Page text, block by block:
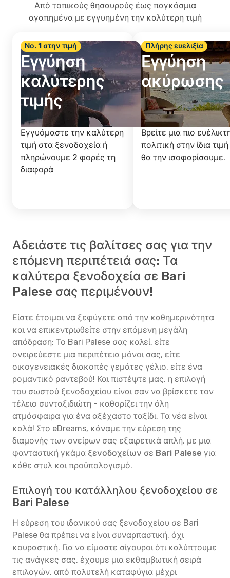
Από τοπικούς θησαυρούς έως παγκόσμια
αγαπημένα με εγγυημένη την καλύτερη τιμή
Νο. 1 στην τιμή
Εγγύηση
καλύτερης
τιμής
Εγγυόμαστε την καλύτερη
τιμή στα ξενοδοχεία ή
πληρώνουμε 2 φορές τη
διαφορά
Πλήρης ευελιξία
Εγγύηση
ακύρωσης
Βρείτε μια πιο
πολιτική στην ίδια
θα την ισοφαρίσουμε.
Αδειάστε τις βαλίτσες σας για την
επόμενη περιπέτειά σας: Τα
καλύτερα ξενοδοχεία σε Bari
Palese σας περιμένουν!
Είστε έτοιμοι να ξεφύγετε από την καθημερινότητα
και να επικεντρωθείτε στην επόμενη μεγάλη
απόδραση; Το Bari Palese σας καλεί, είτε
ονειρεύεστε μια περιπέτεια μόνοι σας, είτε
οικογενειακές διακοπές γεμάτες γέλιο, είτε ένα
ρομαντικό ραντεβού! Και πιστέψτε μας, η επιλογή
του σωστού ξενοδοχείου είναι σαν να βρίσκετε τον
τέλειο συνταξιδιώτη - καθορίζει την όλη
ατμόσφαιρα για ένα αξέχαστο ταξίδι. Τα νέα είναι
καλά! Στο eDreams, κάναμε την εύρεση της
διαμονής των ονείρων σας εξαιρετικά απλή, με μια
φανταστική γκάμα ξενοδοχείων σε Bari Palese για
κάθε στυλ και προϋπολογισμό.
Επιλογή του κατάλληλου ξενοδοχείου σε
Bari Palese
Η εύρεση του ιδανικού σας ξενοδοχείου σε Bari
Palese θα πρέπει να είναι συναρπαστική, όχι
κουραστική. Για να είμαστε σίγουροι ότι καλύπτουμε
τις ανάγκες σας, έχουμε μια εκθαμβωτική σειρά
επιλογών, από πολυτελή καταφύγια μέχρι